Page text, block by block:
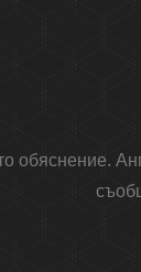
обяснение.